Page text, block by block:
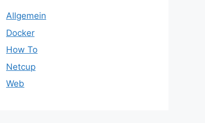
Allgemein
Docker
How To
Netcup
Web